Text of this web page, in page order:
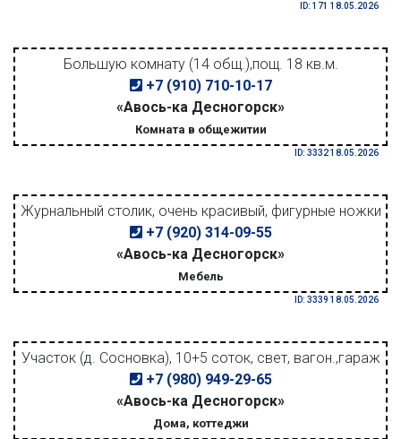
ID: 171 18.05.2026
Большую комнату (14 общ.),пощ. 18 кв.м.
+7 (910) 710-10-17
«Авось-ка Десногорск»
Комната в общежитии
ID: 3332 18.05.2026
Журнальный столик, очень красивый, фигурные ножки
+7 (920) 314-09-55
«Авось-ка Десногорск»
Мебель
ID: 3339 18.05.2026
Участок (д. Сосновка), 10+5 соток, свет, вагон.,гараж
+7 (980) 949-29-65
«Авось-ка Десногорск»
Дома, коттеджи